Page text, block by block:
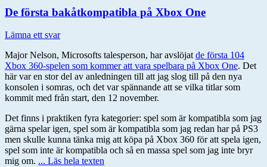
De första bakåtkompatibla på Xbox One
Lämna ett svar
Major Nelson, Microsofts talesperson, har avslöjat de första 104
Xbox 360-spelen som kommer att vara spelbara på Xbox One. Det
här var en stor del av anledningen till att jag slog till på den nya
konsolen i somras, och det var spännande att se vilka titlar som
kommit med från start, den 12 november.
Det finns i praktiken fyra kategorier: spel som är kompatibla som jag
gärna spelar igen, spel som är kompatibla som jag redan har på PS3
men skulle kunna tänka mig att köpa på Xbox 360 för att spela igen,
spel som inte är kompatibla och så en massa spel som jag inte bryr
mig om. ... Läs hela texten